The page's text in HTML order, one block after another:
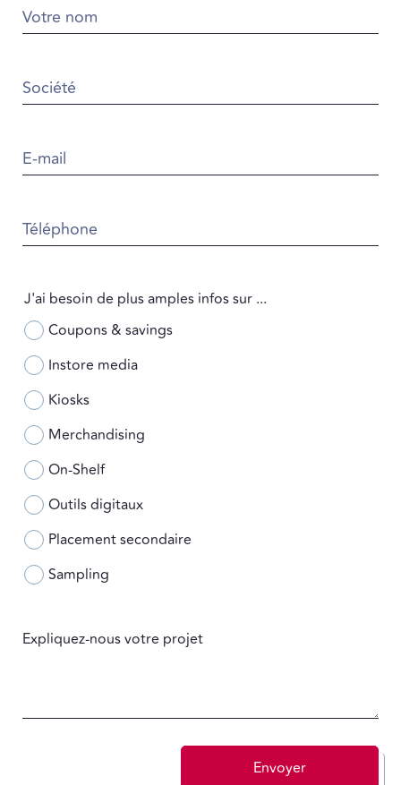
Votre nom
Société
E-mail
Téléphone
J'ai besoin de plus amples infos sur ...
Coupons & savings
Instore media
Kiosks
Merchandising
On-Shelf
Outils digitaux
Placement secondaire
Sampling
Expliquez-nous votre projet
Envoyer